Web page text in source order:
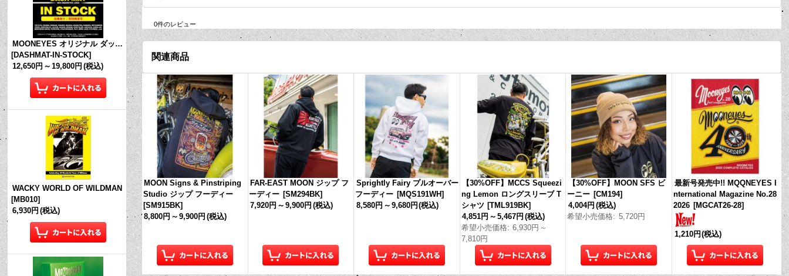
MOONEYES オリジナル ダッシュマット (in Stock!)
[DASHMAT-IN-STOCK]
12,650円 ～ 19,800円 (税込)
WACKY WORLD OF WILDMAN
[MB010]
6,930円 (税込)
0件のレビュー
関連商品
MOON Signs & Pinstriping
Studio ジップ フーディー
[SM915BK]
8,800円 ～ 9,900円 (税込)
FAR-EAST MOON ジップ フ
ーディー [SM294BK]
7,920円 ～ 9,900円 (税込)
Sprightly Fairy プルオーバー
フーディー [MQS191WH]
8,580円 ～ 9,680円 (税込)
【30%OFF】MCCS Squeezi
ng Lemon ロングスリーブ T
シャツ [TML919BK]
4,851円 ～ 5,467円 (税込)
希望小売価格: 6,930円 ～
7,810円
【30%OFF】MOON SFS ビ
ーニー [CM194]
4,004円 (税込)
希望小売価格: 5,720円
最新号発売中!! MQQNEYES I
nternational Magazine No.28
2026 [MGCAT26-28]
1,210円 (税込)